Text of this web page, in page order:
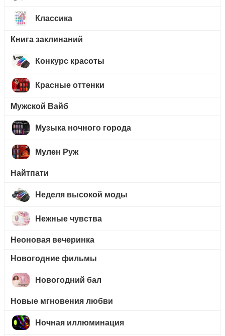
Классика
Книга заклинаний
Конкурс красоты
Красные оттенки
Мужской Вайб
Музыка ночного города
Мулен Руж
Найтпати
Неделя высокой моды
Нежные чувства
Неоновая вечеринка
Новогодние фильмы
Новогодний бал
Новые мгновения любви
Ночная иллюминация